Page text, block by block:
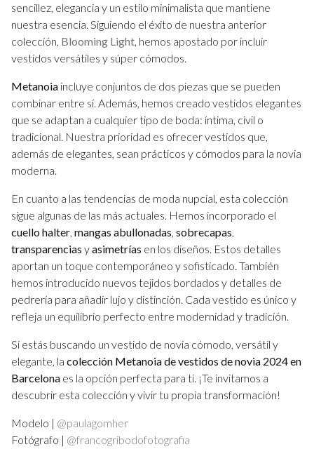
sencillez, elegancia y un estilo minimalista que mantiene
nuestra esencia. Siguiendo el éxito de nuestra anterior
colección, Blooming Light, hemos apostado por incluir
vestidos versátiles y súper cómodos.
Metanoia incluye conjuntos de dos piezas que se pueden
combinar entre sí. Además, hemos creado vestidos elegantes
que se adaptan a cualquier tipo de boda: íntima, civil o
tradicional. Nuestra prioridad es ofrecer vestidos que,
además de elegantes, sean prácticos y cómodos para la novia
moderna.
En cuanto a las tendencias de moda nupcial, esta colección
sigue algunas de las más actuales. Hemos incorporado el
cuello halter, mangas abullonadas, sobrecapas,
transparencias yasimetrías en los diseños. Estos detalles
aportan un toque contemporáneo y sofisticado. También
hemos introducido nuevos tejidos bordados y detalles de
pedrería para añadir lujo y distinción. Cada vestido es único y
refleja un equilibrio perfecto entre modernidad y tradición.
Si estás buscando un vestido de novia cómodo, versátil y
elegante, la colección Metanoia de vestidos de novia 2024 en
Barcelona es la opción perfecta para ti. ¡Te invitamos a
descubrir esta colección y vivir tu propia transformación!
Modelo | @paulagomher
Fotógrafo | @francogribodofotografia